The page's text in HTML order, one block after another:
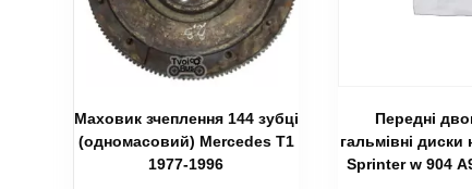
Маховик зчеплення 144 зубці
(одномасовий) Mercedes T1
1977-1996
Передні
гальмівні диски
Sprinter w 904